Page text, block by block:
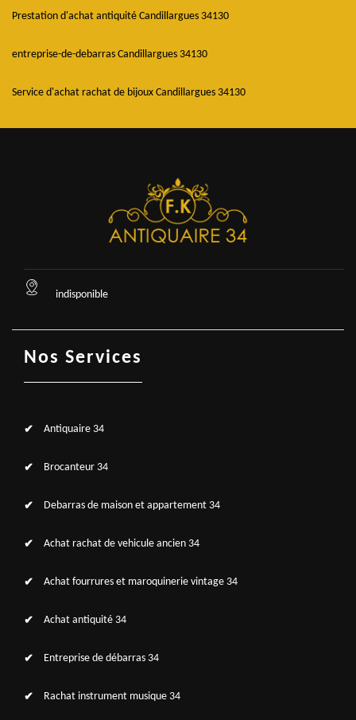
Prestation d'achat antiquité Candillargues 34130
entreprise-de-debarras Candillargues 34130
Service d'achat rachat de bijoux Candillargues 34130
indisponible
Nos Services
Antiquaire 34
Brocanteur 34
Debarras de maison et appartement 34
Achat rachat de vehicule ancien 34
Achat fourrures et maroquinerie vintage 34
Achat antiquité 34
Entreprise de débarras 34
Rachat instrument musique 34